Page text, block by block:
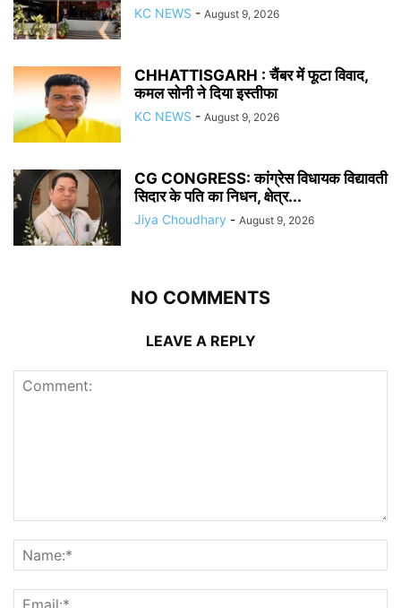
KC NEWS - August 9, 2026
CHHATTISGARH : चैंबर में फूटा विवाद,
कमल सोनी ने दिया इस्तीफा
KC NEWS - August 9, 2026
CG CONGRESS: कांग्रेस विधायक विद्यावती
सिदार के पति का निधन, क्षेत्र...
Jiya Choudhary - August 9, 2026
NO COMMENTS
LEAVE A REPLY